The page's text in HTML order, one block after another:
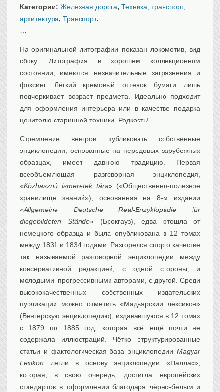
Архитектура
Техника
Флот, кораблестроение
Связь
Букинистика
Медицина
Оружие, военная атрибутика
Досуг
Разное
Категории: Железная дорога, Техника, транспорт,
архитектура, Транспорт.
На оригинальной литографии показан локомотив, вид
сбоку. Литография в хорошем коллекционном
состоянии, имеются незначительные загрязнения и
фоксинг. Лёгкий кремовый оттенок бумаги лишь
подчеркивает возраст предмета. Идеально подходит
для оформления интерьера или в качестве подарка
ценителю старинной техники. Редкость!
Стремление венгров публиковать собственные
энциклопедии, основанные на передовых зарубежных
образцах, имеет давнюю традицию. Первая
всеобъемлющая разговорная энциклопедия,
«Közhasznú ismeretek tára» («Общественно-полезное
хранилище знаний»), основанная на 8-м издании
«Allgemeine Deutsche Real-Enzyklopädie für
diegebildeten Stände» (Брокгауз), едва отошла от
немецкого образца и была опубликована в 12 томах
между 1831 и 1834 годами. Разгорелся спор о качестве
так называемой разговорной энциклопедии между
консервативной редакцией, с одной стороны, и
молодыми, прогрессивными авторами, с другой. Среди
высококачественных собственных издательских
публикаций можно отметить «Мадьярский лексикон»
(Венгерскую энциклопедию), издававшуюся в 12 томах
с 1879 по 1885 год, которая всё ещё почти не
содержала иллюстраций. Чётко структурированные
статьи и фактологическая база энциклопедии Magyar
Lexikon легли в основу энциклопедии «Паллас»,
которая, в свою очередь, достигла европейских
стандартов в оформлении благодаря чёрно-белым и